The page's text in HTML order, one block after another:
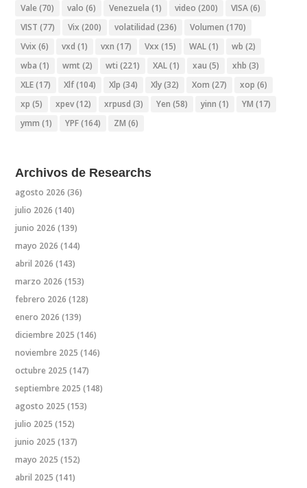
Vale (70) valo (6) Venezuela (1) video (200) VISA(6)
VIST (77) Vix (200) volatilidad (236) Volumen (170)
Vvix (6) vxd (1) vxn (17) Vxx (15) WAL(1) wb (2)
wba (1) wmt (2) wti (221) XAL(1) xau (5) xhb (3)
XLE(17) Xlf(104) Xlp (34) Xly(32) Xom (27) xop (6)
xp (5) xpev(12) xrpusd (3) Yen (58) yinn (1) YM (17)
ymm (1) YPF(164) ZM (6)
Archivos de Researchs
agosto 2026 (36)
julio 2026 (140)
junio 2026 (139)
mayo 2026 (144)
abril 2026 (143)
marzo 2026 (153)
febrero 2026 (128)
enero 2026 (139)
diciembre 2025 (146)
noviembre 2025 (146)
octubre 2025 (147)
septiembre 2025 (148)
agosto 2025 (153)
julio 2025 (152)
junio 2025 (137)
mayo 2025 (152)
abril 2025 (141)